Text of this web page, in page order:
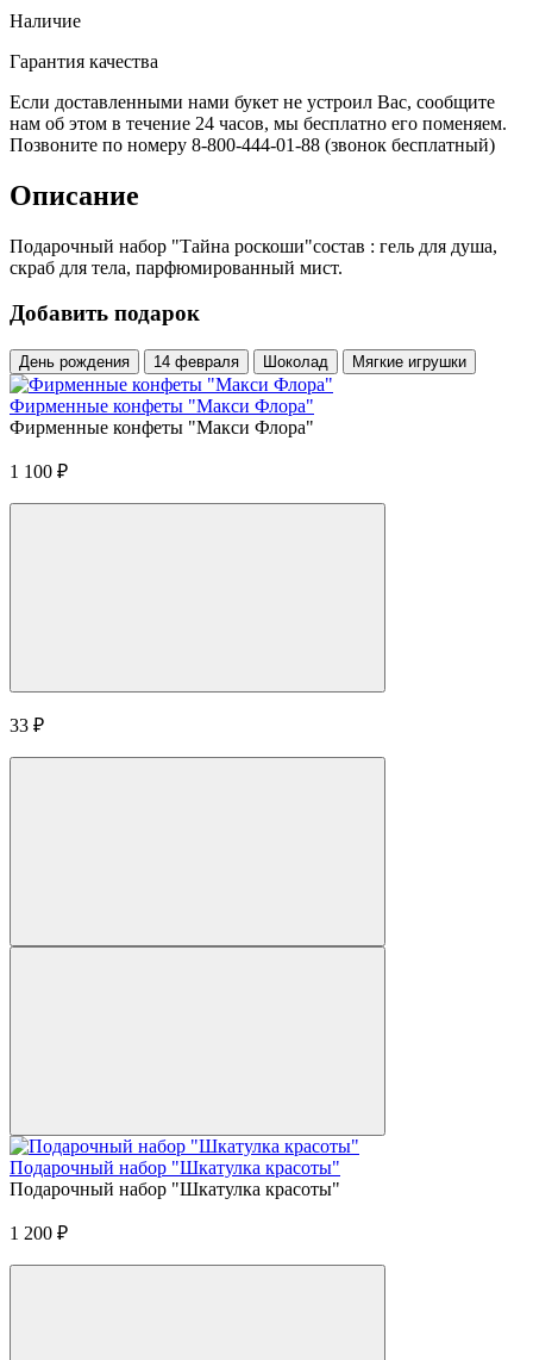
Наличие
Гарантия качества
Если доставленными нами букет не устроил Вас, сообщите
нам об этом в течение 24 часов, мы бесплатно его поменяем.
Позвоните по номеру 8-800-444-01-88 (звонок бесплатный)
Описание
Подарочный набор "Тайна роскоши"состав : гель для душа,
скраб для тела, парфюмированный мист.
Добавить подарок
День рождения 14 февраля Шоколад Мягкие игрушки
Фирменные конфеты "Макси Флора"
Фирменные конфеты "Макси Флора"
1 100 ₽
33 ₽
Подарочный набор "Шкатулка красоты"
Подарочный набор "Шкатулка красоты"
1 200 ₽